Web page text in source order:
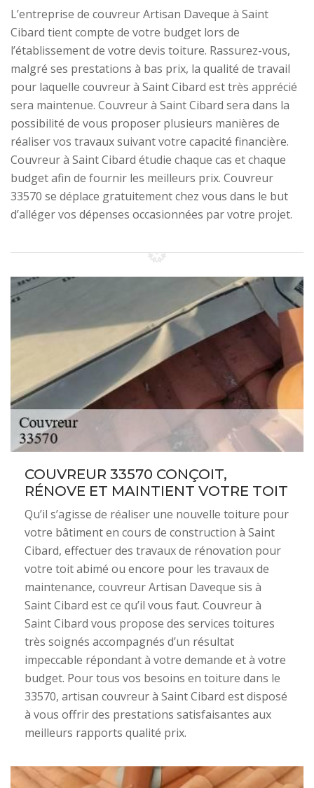
L’entreprise de couvreur Artisan Daveque à Saint
Cibard tient compte de votre budget lors de
l’établissement de votre devis toiture. Rassurez-vous,
malgré ses prestations à bas prix, la qualité de travail
pour laquelle couvreur à Saint Cibard est très apprécié
sera maintenue. Couvreur à Saint Cibard sera dans la
possibilité de vous proposer plusieurs manières de
réaliser vos travaux suivant votre capacité financière.
Couvreur à Saint Cibard étudie chaque cas et chaque
budget afin de fournir les meilleurs prix. Couvreur
33570 se déplace gratuitement chez vous dans le but
d’alléger vos dépenses occasionnées par votre projet.
COUVREUR 33570 CONÇOIT,
RÉNOVE ET MAINTIENT VOTRE TOIT
Qu’il s’agisse de réaliser une nouvelle toiture pour
votre bâtiment en cours de construction à Saint
Cibard, effectuer des travaux de rénovation pour
votre toit abimé ou encore pour les travaux de
maintenance, couvreur Artisan Daveque sis à
Saint Cibard est ce qu’il vous faut. Couvreur à
Saint Cibard vous propose des services toitures
très soignés accompagnés d’un résultat
impeccable répondant à votre demande et à votre
budget. Pour tous vos besoins en toiture dans le
33570, artisan couvreur à Saint Cibard est disposé
à vous offrir des prestations satisfaisantes aux
meilleurs rapports qualité prix.